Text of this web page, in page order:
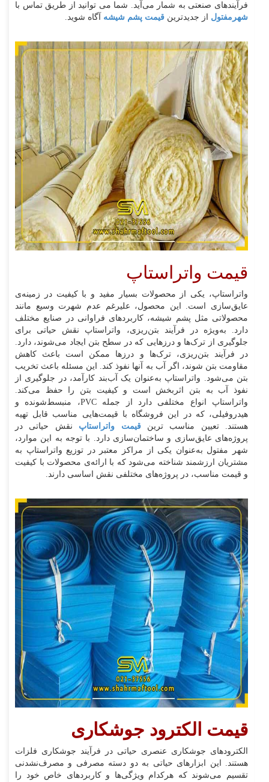
فرآیندهای صنعتی به شمار می‌آید. شما می توانید از طریق تماس با
شهرمفتول از جدیدترین قیمت پشم شیشه آگاه شوید.
قیمت واتراستاپ
واتراستاپ، یکی از محصولات بسیار مفید و با کیفیت در زمینه‌ی
عایق‌سازی است. این محصول، علیرغم عدم شهرت وسیع مانند
محصولاتی مثل پشم شیشه، کاربردهای فراوانی در صنایع مختلف
دارد. به‌ویژه در فرآیند بتن‌ریزی، واتراستاپ نقش حیاتی برای
جلوگیری از ترک‌ها و درزهایی که در سطح بتن ایجاد می‌شوند، دارد.
در فرآیند بتن‌ریزی، ترک‌ها و درزها ممکن است باعث کاهش
مقاومت بتن شوند، اگر آب به آنها نفوذ کند. این مسئله باعث تخریب
بتن می‌شود. واتراستاپ به‌عنوان یک آب‌بند کارآمد، در جلوگیری از
نفوذ آب به بتن اثربخش است و کیفیت بتن را حفظ می‌کند.
واتراستاپ انواع مختلفی دارد از جمله PVC، منبسط‌شونده و
هیدروفیلی، که در این فروشگاه با قیمت‌هایی مناسب قابل تهیه
هستند. تعیین مناسب ترینقیمت واتراستاپ نقش حیاتی در
پروژه‌های عایق‌سازی و ساختمان‌سازی دارد. با توجه به این موارد،
شهر مفتول به‌عنوان یکی از مراکز معتبر در توزیع واتراستاپ به
مشتریان ارزشمند شناخته می‌شود که با ارائه‌ی محصولات با کیفیت
و قیمت مناسب، در پروژه‌های مختلفی نقش اساسی دارند.
قیمت الکترود جوشکاری
الکترودهای جوشکاری عنصری حیاتی در فرآیند جوشکاری فلزات
هستند. این ابزارهای حیاتی به دو دسته مصرفی و مصرف‌نشدنی
تقسیم می‌شوند که هرکدام ویژگی‌ها و کاربردهای خاص خود را